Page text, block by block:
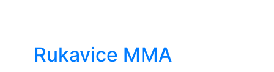
Rukavice MMA